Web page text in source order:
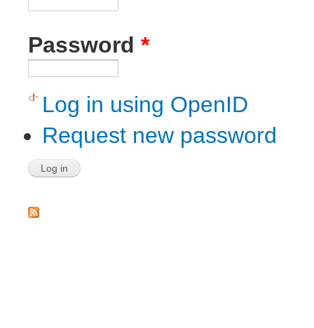
Password *
Log in using OpenID
Request new password